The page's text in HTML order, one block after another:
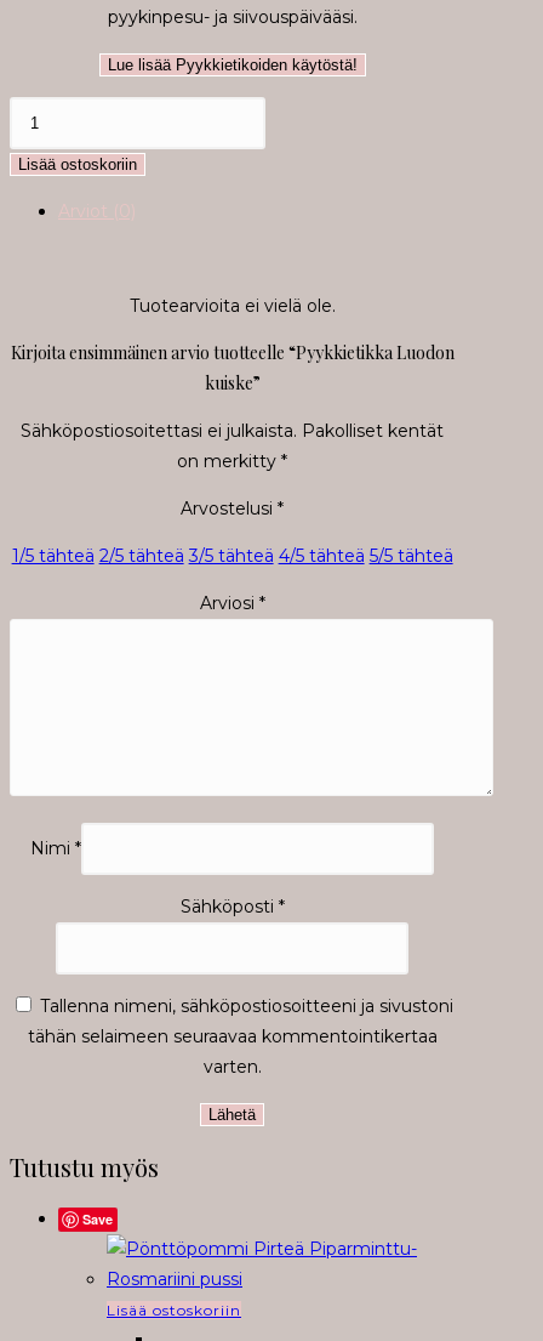
pyykinpesu- ja siivouspäivääsi.
Lue lisää Pyykkietikoiden käytöstä!
kuiske
Lisää ostoskoriin
Arviot (0)
Tuotearvioita ei vielä ole.
Kirjoita ensimmäinen arvio tuotteelle “Pyykkietikka Luodon
kuiske”
Sähköpostiosoitettasi ei julkaista. Pakolliset kentät
on merkitty*
Arvostelusi*
1/5 tähteä 2/5 tähteä 3/5 tähteä 4/5 tähteä 5/5 tähteä
Arviosi *
Nimi*
Sähköposti *
Tallenna nimeni, sähköpostiosoitteeni ja sivustoni
tähän selaimeen seuraavaa kommentointikertaa
varten.
Tutustu myös
Save
Lisää ostoskoriin